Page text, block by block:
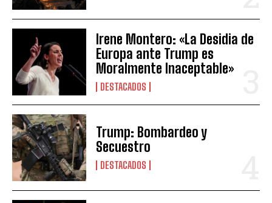
Irene Montero: «La Desidia de
Europa ante Trump es
Moralmente Inaceptable»
DESTACADOS
Trump: Bombardeo y
Secuestro
DESTACADOS